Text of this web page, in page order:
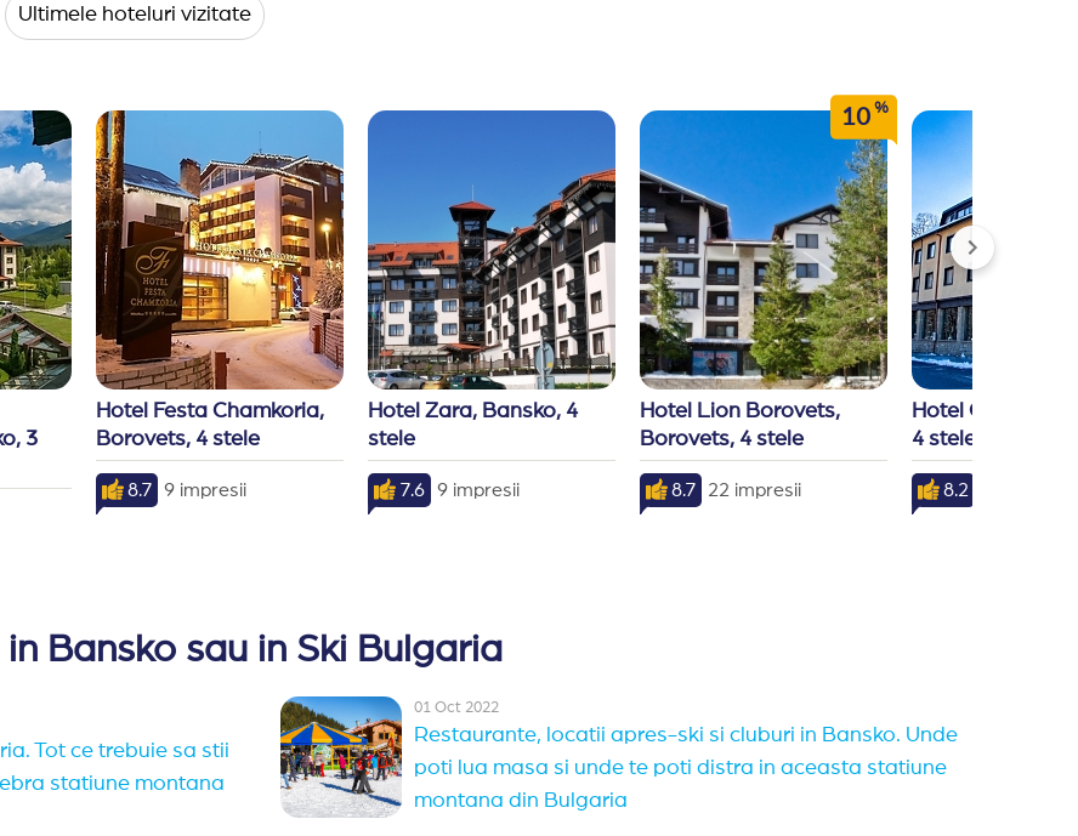
Ultimele hoteluri vizitate
3
Hotel Festa Chamkoria,
Borovets, 4 stele
8.7 9 impresii
Hotel Zara, Bansko, 4
stele
7.6 9 impresii
10 %
Hotel Lion Borovets,
Borovets, 4 stele
8.7 22 impresii
Hotel Gardenia,
4 stele
8.2
Bansko sau in Ski Bulgaria
Tot ce trebuie sa stii
statiune montana
01 Oct 2022
Restaurante, locatii apres-ski si cluburi in Bansko. Unde
poti lua masa si unde te poti distra in aceasta statiune
montana din Bulgaria